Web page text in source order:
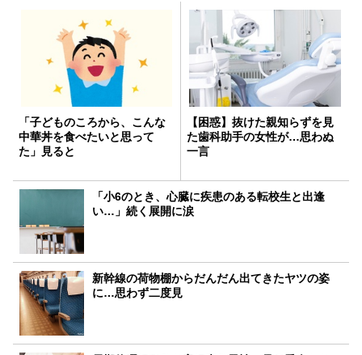
「子どものころから、こんな
中華丼を食べたいと思って
た」見ると
【困惑】抜けた親知らずを見
た歯科助手の女性が…思わぬ
一言
「小6のとき、心臓に疾患のある転校生と出逢
い…」続く展開に涙
新幹線の荷物棚からだんだん出てきたヤツの姿
に…思わず二度見